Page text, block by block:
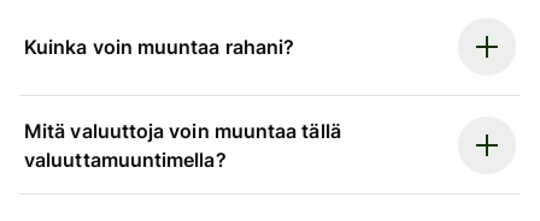
Kuinka voin muuntaa rahani?
Mitä valuuttoja voin muuntaa tällä
valuuttamuuntimella?